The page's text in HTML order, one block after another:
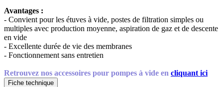
Avantages :
- Convient pour les étuves à vide, postes de filtration simples ou
multiples avec production moyenne, aspiration de gaz et de descente
en vide
- Excellente durée de vie des membranes
- Fonctionnement sans entretien
Retrouvez nos accessoires pour pompes à vide en cliquant ici
Fiche technique